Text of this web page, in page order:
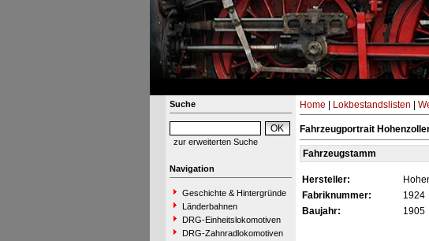
Suche
zur erweiterten Suche
Navigation
Geschichte & Hintergründe
Länderbahnen
DRG-Einheitslokomotiven
DRG-Zahnradlokomotiven
Home Lokbestandslisten
Fahrzeugportrait
Fahrzeugstamm
Hersteller:
Fabriknummer:
1924
Baujahr:
1905